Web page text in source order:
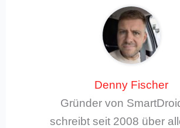
Denny Fischer
Gründer von
schreibt seit 2008 über